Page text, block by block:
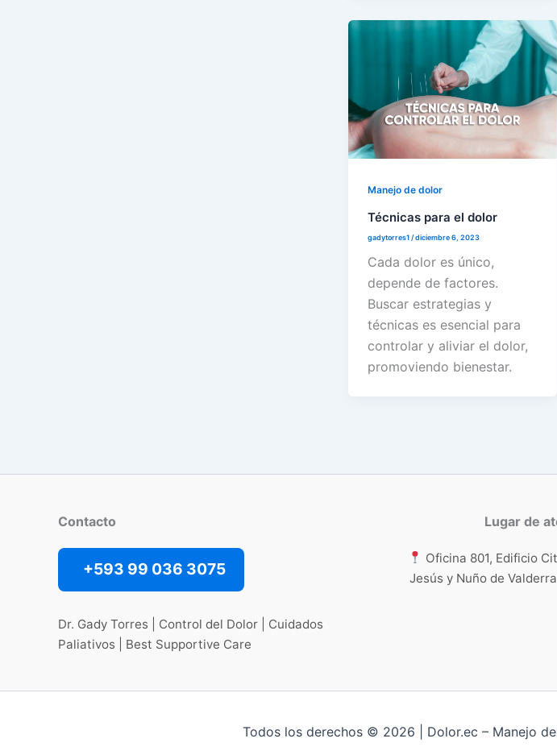
Manejo de dolor
Técnicas para el dolor
gadytorres1/diciembre 6, 2023
Cada dolor es único,
depende de factores.
Buscar estrategias y
técnicas es esencial para
controlar y aliviar el dolor,
promoviendo bienestar.
Contacto
+593 99 036 3075
Dr. Gady Torres | Control del Dolor | Cuidados
Paliativos | Best Supportive Care
Lugar de
Oficina 801, Edificio
Jesús y Nuño de
Todos los derechos © 2026 | Dolor.ec – Manejo